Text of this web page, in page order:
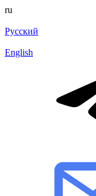
ru
Русский
English